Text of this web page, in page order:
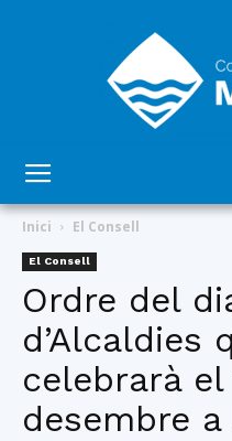
Inici El Consell
El Consell
Ordre del
d’Alcaldies
celebrarà el
desembre a